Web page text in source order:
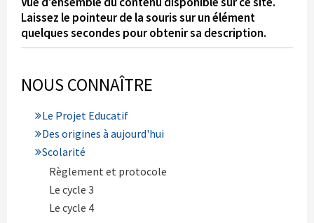
Laissez le pointeur de la souris sur un élément
quelques secondes pour obtenir sa description.
NOUS CONNAÎTRE
Le Projet Educatif
Des origines à aujourd'hui
Scolarité
Règlement et protocole
Le cycle 3
Le cycle 4